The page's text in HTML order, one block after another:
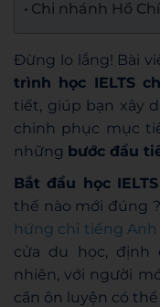
Chi nhánh Hồ
Đừng lo lắng! Bài
trình học IELTS
tiết, giúp bạn xây
chinh phục mục
những bước đầu
Bắt đầu học
thế nào mới đúng
hứng chỉ tiếng Anh
cửa du học, định
nhiên, với người
cần ôn luyện có